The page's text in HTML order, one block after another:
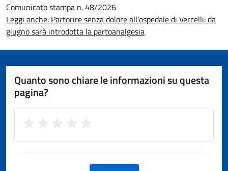
Comunicato stampa n. 48/2026
Leggi anche: Partorire senza dolore all’ospedale di Vercelli: da
giugno sarà introdotta la partoanalgesia
Quanto sono chiare le informazioni su questa
pagina?